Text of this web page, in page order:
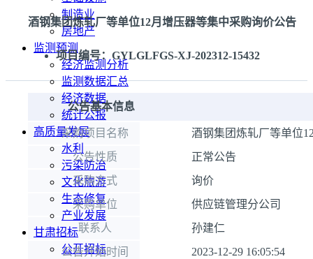
制造业
房地产
监测预测
经济监测分析
监测数据汇总
经济数据
统计公报
高质量发展
水利
污染防治
文化旅游
生态修复
产业发展
甘肃招标
公开招标
酒钢集团炼轧厂等单位12月增压器等集中采购询价公告
项目编号：GYLGLFGS-XJ-202312-15432
公告基本信息
采购项目名称
酒钢集团炼轧厂等单位
公告性质
正常公告
采购方式
询价
采购单位
供应链管理分公司
联系人
孙建仁
公告开始时间
2023-12-29 16:05:54